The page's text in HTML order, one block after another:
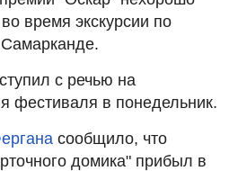
время экскурсии по
с речью на
фестиваля в понедельник.
сообщило, что
домика" прибыл в